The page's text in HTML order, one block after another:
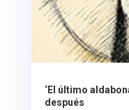
‘El último
después